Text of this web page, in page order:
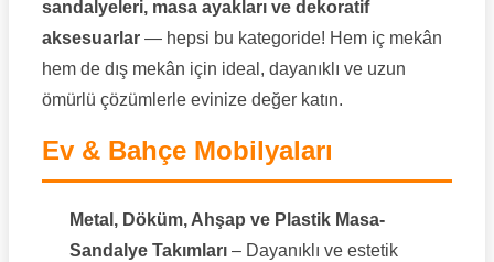
sandalyeleri, masa ayakları ve dekoratif
aksesuarlar — hepsi bu kategoride! Hem iç mekân
hem de dış mekân için ideal, dayanıklı ve uzun
ömürlü çözümlerle evinize değer katın.
Ev & Bahçe Mobilyaları
Metal, Döküm, Ahşap ve Plastik Masa-
Sandalye Takımları – Dayanıklı ve estetik